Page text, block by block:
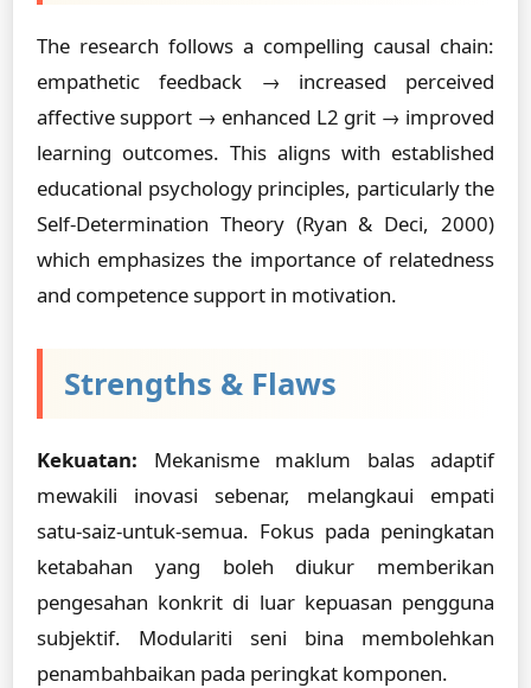
The research follows a compelling causal chain:
empathetic feedback → increased perceived
affective support → enhanced L2 grit → improved
learning outcomes. This aligns with established
educational psychology principles, particularly the
Self-Determination Theory (Ryan & Deci, 2000)
which emphasizes the importance of relatedness
and competence support in motivation.
Strengths & Flaws
Kekuatan: Mekanisme maklum balas adaptif
mewakili inovasi sebenar, melangkaui empati
satu-saiz-untuk-semua. Fokus pada peningkatan
ketabahan yang boleh diukur memberikan
pengesahan konkrit di luar kepuasan pengguna
subjektif. Modulariti seni bina membolehkan
penambahbaikan pada peringkat komponen.